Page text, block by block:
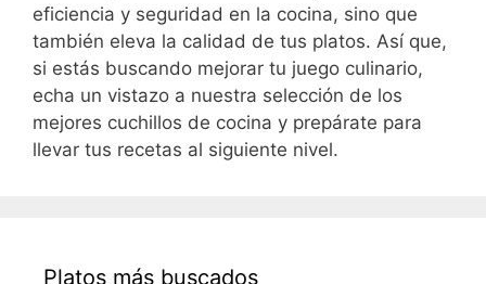
eficiencia y seguridad en la cocina, sino que
también eleva la calidad de tus platos. Así que,
si estás buscando mejorar tu juego culinario,
echa un vistazo a nuestra selección de los
mejores cuchillos de cocina y prepárate para
llevar tus recetas al siguiente nivel.
Platos más buscados